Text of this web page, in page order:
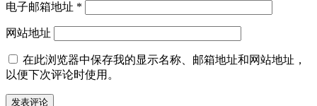
电子邮箱地址 *
网站地址
在此浏览器中保存我的显示名称、邮箱地址和网站地址，
以便下次评论时使用。